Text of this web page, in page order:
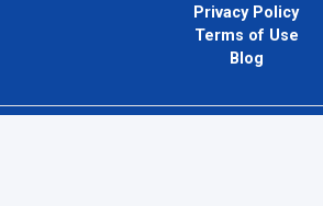
Privacy Policy
Terms of Use
Blog